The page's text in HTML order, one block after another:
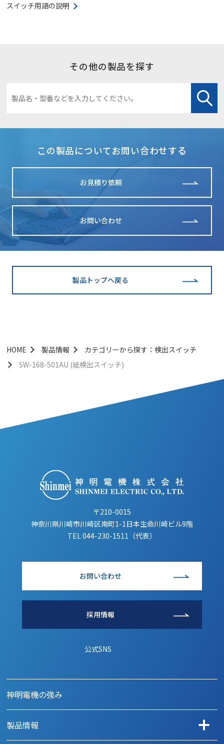
スイッチ用語の説明
その他の製品を探す
この製品についてお問い合わせする
お見積り依頼
お問い合わせ
製品トップへ戻る
HOME 製品情報
カテゴリーから探す：検出スイッチ
SW-168-501AU (紙検出スイッチ)
〒210-0015
神奈川県川崎市川崎区南町1-1日本生命川崎ビル9階
TEL044-230-1511（代表）
お問い合わせ
採用情報
公式SNS
神明電機の強み
製品情報